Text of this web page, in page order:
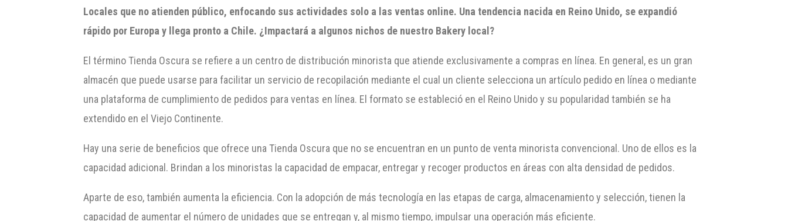
Locales que no atienden público, enfocando sus actividades solo a las ventas online. Una tendencia nacida en Reino Unido, se expandió
rápido por Europa y llega pronto a Chile. ¿Impactará a algunos nichos de nuestro Bakery local?
El término Tienda Oscura se refiere a un centro de distribución minorista que atiende exclusivamente a compras en línea. En general, es un gran
almacén que puede usarse para facilitar un servicio de recopilación mediante el cual un cliente selecciona un artículo pedido en línea o mediante
una plataforma de cumplimiento de pedidos para ventas en línea. El formato se estableció en el Reino Unido y su popularidad también se ha
extendido en el Viejo Continente.
Hay una serie de beneficios que ofrece una Tienda Oscura que no se encuentran en un punto de venta minorista convencional. Uno de ellos es la
capacidad adicional. Brindan a los minoristas la capacidad de empacar, entregar y recoger productos en áreas con alta densidad de pedidos.
Aparte de eso, también aumenta la eficiencia. Con la adopción de más tecnología en las etapas de carga, almacenamiento y selección, tienen la
capacidad de aumentar el número de unidades que se entregan y, al mismo tiempo, impulsar una operación más eficiente.